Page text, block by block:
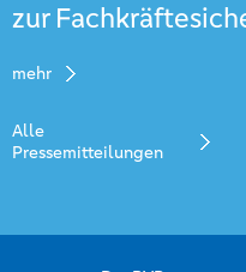
zur
mehr
Alle
Pressemitteilungen